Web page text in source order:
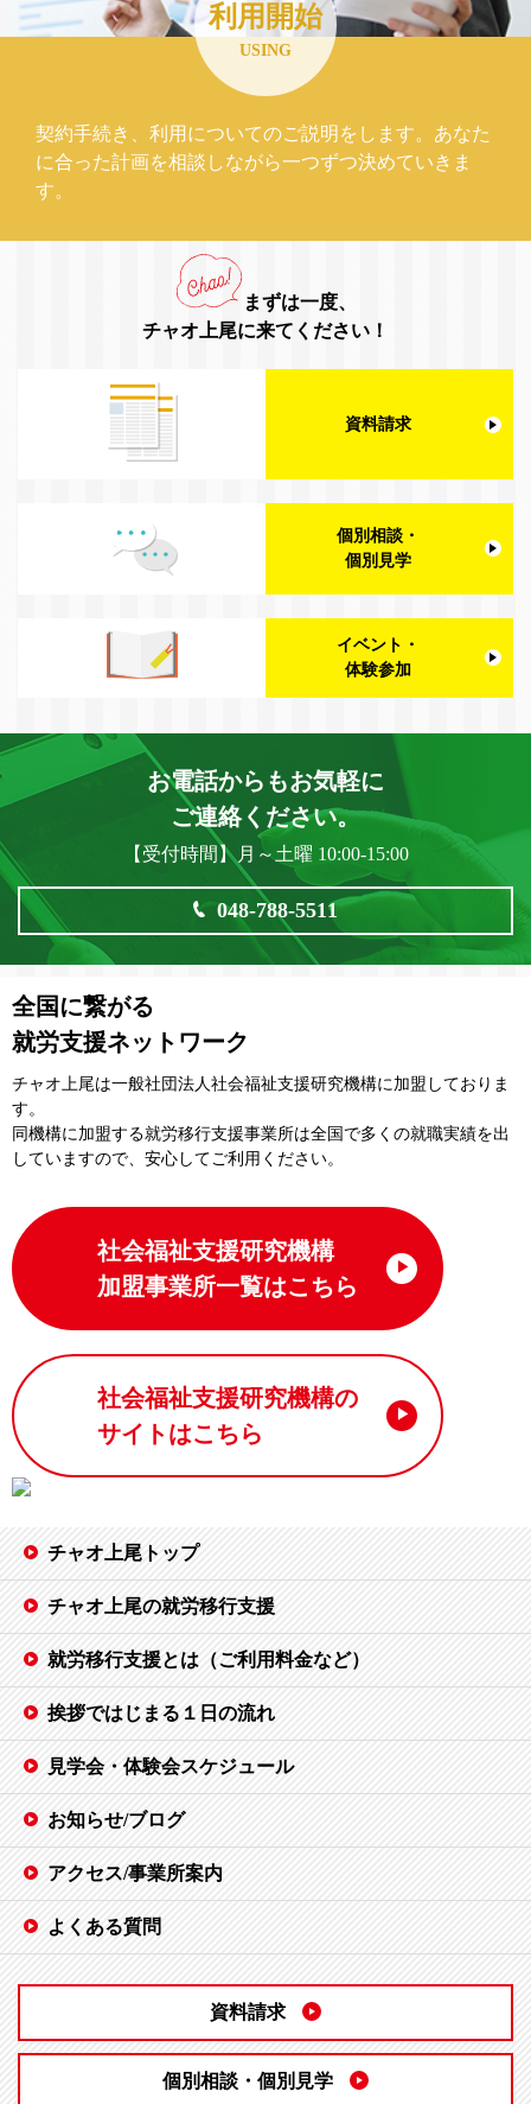
利用開始
USING
契約手続き、利用についてのご説明をします。あなた
に合った計画を相談しながら一つずつ決めていきま
す。
まずは一度、
チャオ上尾に来てください！
資料請求
個別相談・
個別見学
イベント・
体験参加
お電話からもお気軽に
ご連絡ください。
【受付時間】月～土曜 10:00-15:00
048-788-5511
全国に繋がる
就労支援ネットワーク
チャオ上尾は一般社団法⼈社会福祉⽀援研究機構に加盟しておりま
す。
同機構に加盟する就労移⾏⽀援事業所は全国で多くの就職実績を出
していますので、安⼼してご利⽤ください。
社会福祉支援研究機構
加盟事業所一覧はこちら
社会福祉支援研究機構の
サイトはこちら
チャオ上尾トップ
チャオ上尾の就労移行支援
就労移行支援とは（ご利用料金など）
挨拶ではじまる１日の流れ
見学会・体験会スケジュール
お知らせ/ブログ
アクセス/事業所案内
よくある質問
資料請求
個別相談・個別見学